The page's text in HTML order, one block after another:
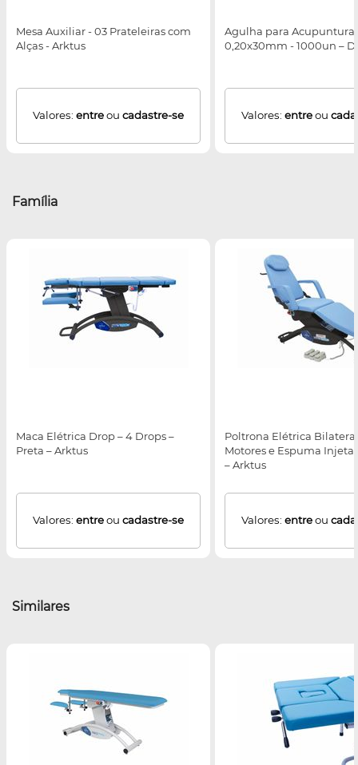
Mesa Auxiliar - 03 Prateleiras com
Alças - Arktus
Valores: entreou cadastre-se
Agulha para Acupuntura
0,20x30mm - 1000un –
Valores: entreou
Família
Maca Elétrica Drop – 4 Drops –
Preta – Arktus
Valores: entreou cadastre-se
Poltrona Elétrica
Motores e Espuma
– Arktus
Valores: entreou
Similares